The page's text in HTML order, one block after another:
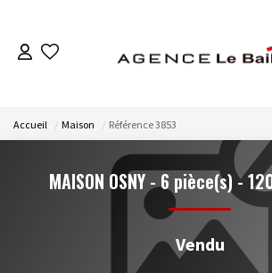
ESTIMATION
LOCATIONS
GESTION
Accueil Maison Référence 3853
MAISON OSNY - 6 pièce(s) -
Vendu